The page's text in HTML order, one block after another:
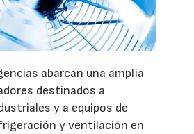
abarcan una amplia
destinados a
y a equipos de
y ventilación en